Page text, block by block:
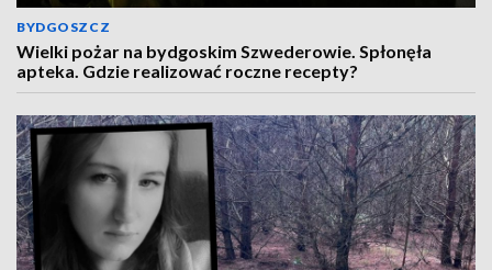
BYDGOSZCZ
Wielki pożar na bydgoskim Szwederowie. Spłonęła
apteka. Gdzie realizować roczne recepty?